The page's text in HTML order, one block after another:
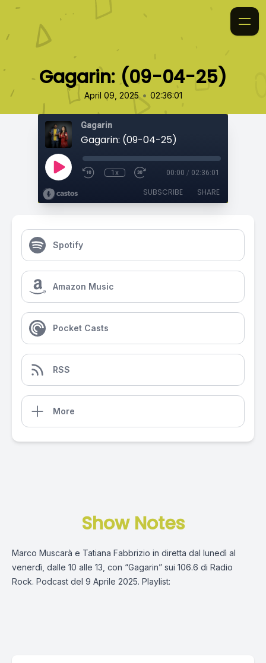
Gagarin: (09-04-25)
April 09, 2025 • 02:36:01
Gagarin
Gagarin: (09-04-25)
1x 00:00 / 02:36:01
SUBSCRIBE SHARE
Spotify
Amazon Music
Pocket Casts
RSS
More
Show Notes
Marco Muscarà e Tatiana Fabbrizio in diretta dal lunedì al
venerdì, dalle 10 alle 13, con “Gagarin” sui 106.6 di Radio
Rock. Podcast del 9 Aprile 2025. Playlist: